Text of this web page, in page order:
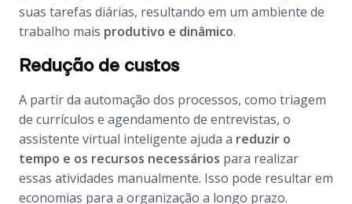
suas tarefas diárias, resultando em um ambiente de
trabalho mais produtivo e dinâmico.
Redução de custos
A partir da automação dos processos, como triagem
de currículos e agendamento de entrevistas, o
assistente virtual inteligente ajuda a reduzir o
tempo e os recursos necessários para realizar
essas atividades manualmente. Isso pode resultar em
economias para a organização a longo prazo.